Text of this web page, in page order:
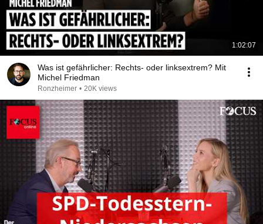
1:02:07
Was ist gefährlicher: Rechts- oder linksextrem? Mit
Michel Friedman
Ronzheimer • 20K views